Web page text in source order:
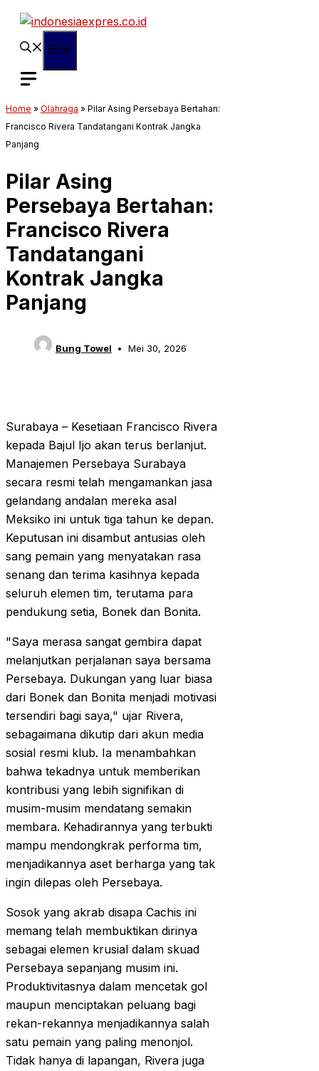
Langsung
Home » Olahraga » Pilar Asing Persebaya Bertahan:
Francisco Rivera Tandatangani Kontrak Jangka
Panjang
Pilar Asing
Persebaya Bertahan:
Francisco Rivera
Tandatangani
Kontrak Jangka
Panjang
Bung Towel Mei 30, 2026
Surabaya – Kesetiaan Francisco Rivera
kepada Bajul Ijo akan terus berlanjut.
Manajemen Persebaya Surabaya
secara resmi telah mengamankan jasa
gelandang andalan mereka asal
Meksiko ini untuk tiga tahun ke depan.
Keputusan ini disambut antusias oleh
sang pemain yang menyatakan rasa
senang dan terima kasihnya kepada
seluruh elemen tim, terutama para
pendukung setia, Bonek dan Bonita.
"Saya merasa sangat gembira dapat
melanjutkan perjalanan saya bersama
Persebaya. Dukungan yang luar biasa
dari Bonek dan Bonita menjadi motivasi
tersendiri bagi saya," ujar Rivera,
sebagaimana dikutip dari akun media
sosial resmi klub. Ia menambahkan
bahwa tekadnya untuk memberikan
kontribusi yang lebih signifikan di
musim-musim mendatang semakin
membara. Kehadirannya yang terbukti
mampu mendongkrak performa tim,
menjadikannya aset berharga yang tak
ingin dilepas oleh Persebaya.
Sosok yang akrab disapa Cachis ini
memang telah membuktikan dirinya
sebagai elemen krusial dalam skuad
Persebaya sepanjang musim ini.
Produktivitasnya dalam mencetak gol
maupun menciptakan peluang bagi
rekan-rekannya menjadikannya salah
satu pemain yang paling menonjol.
Tidak hanya di lapangan, Rivera juga